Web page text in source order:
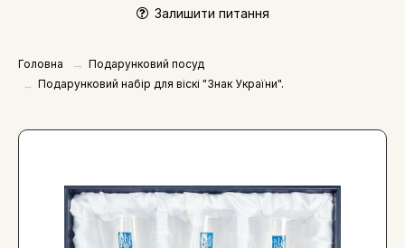
Залишити питання
Головна
Подарунковий посуд
Подарунковий набір для віскі "Знак України".